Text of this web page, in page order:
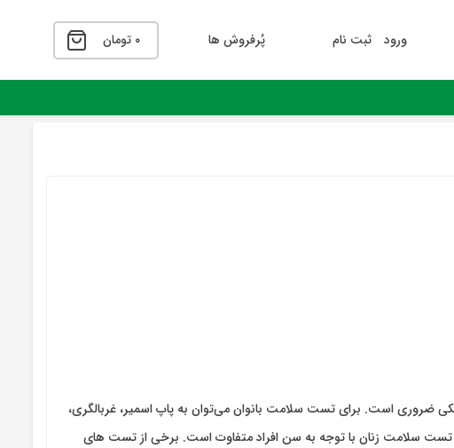
ورود ثبت نام پُرفروش ها ۰ تومان
است. برای تست سلامت بانوان می‌توان به پاپ اسمیر،‌ غربالگری،‌
سلامت زنان با توجه به سن افراد متفاوت است. برخی از تست های